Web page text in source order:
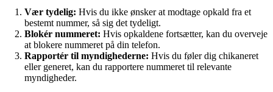
Vær tydelig: Hvis du ikke ønsker at modtage opkald fra et
bestemt nummer, så sig det tydeligt.
Blokér nummeret: Hvis opkaldene fortsætter, kan du overveje
at blokere nummeret på din telefon.
Rapportér til myndighederne: Hvis du føler dig chikaneret
eller generet, kan du rapportere nummeret til relevante
myndigheder.